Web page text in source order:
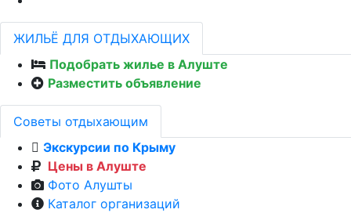
ЖИЛЬЁ ДЛЯ ОТДЫХАЮЩИХ
Подобрать жилье в Алуште
Разместить объявление
Советы отдыхающим
Экскурсии по Крыму
Цены в Алуште
Фото Алушты
Каталог организаций